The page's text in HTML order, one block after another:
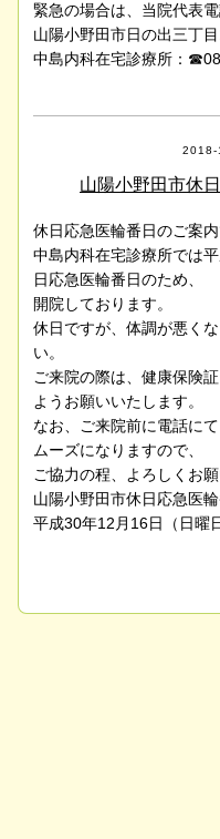
緊急の場合は、当院代表
山陽小野田市日の出三丁
中島内科在宅診療所：
山陽小野田市休
休日応急医輪番日のご案内
中島内科在宅診療所では
日応急医輪番日のため、
開院しております。
休日ですが、体調が悪く
い。
ご来院の際は、健康保険
ようお願いいたします。
なお、ご来院前に電話に
ムーズになりますので、
ご協力の程、よろしくお願
山陽小野田市休日応急医
平成30年12月16日（日曜